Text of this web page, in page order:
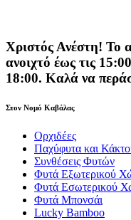
Χριστός Ανέστη! Το
ανοιχτό έως τις
18:00. Καλά να
Στον Νομό Καβάλας
Ορχιδέες
Παχύφυτα και
Συνθέσεις Φυτών
Φυτά Εξωτερικού
Φυτά Εσωτερικού
Φυτά Μπονσάι
Lucky Bamboo